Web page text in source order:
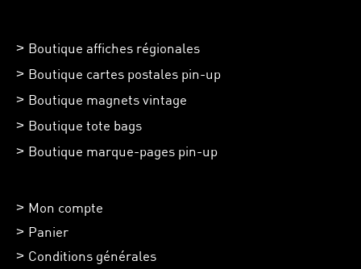
Boutique affiches régionales
Boutique cartes postales pin-up
Boutique magnets vintage
Boutique tote bags
Boutique marque-pages pin-up
Mon compte
Panier
Conditions générales